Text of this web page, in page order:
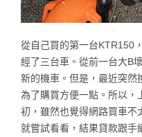
從自己買的第一台KTR150
經了三台車。從前一台大B
新的機車。但是，最近突然
為了購買方便一點。所以，
初，雖然也覺得網路買車不
就嘗試看看，結果貸款跟手